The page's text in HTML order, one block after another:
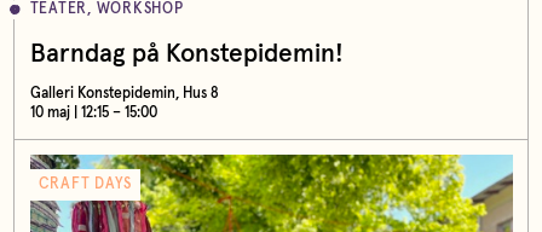
TEATER, WORKSHOP
Barndag på Konstepidemin!
Galleri Konstepidemin, Hus 8
10 maj | 12:15 – 15:00
CRAFT DAYS